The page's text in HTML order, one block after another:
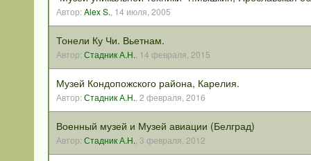
Автор:Alex S., 14 июля, 2005
Тонели Ку Чи. Вьетнам.
Автор: Стадник А.Н., 14 февраля, 2015
Музей Кондопожского района, Карелия.
Автор:Стадник А.Н.,2 февраля, 2016
Военный музей и Музей авиации (Белград)
Автор: Стадник А.Н., 3 февраля, 2012